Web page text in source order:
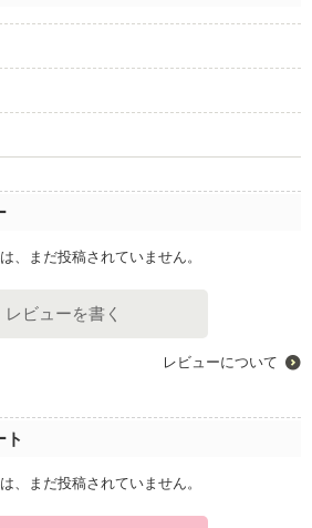
、まだ投稿されていません。
レビューを書く
レビューについて
ト
、まだ投稿されていません。